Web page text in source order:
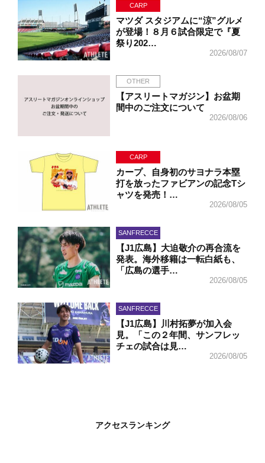
CARP
マツダ スタジアムに“涼”グルメ
が登場！８月６試合限定で『夏
祭り202…
2026/08/07
OTHER
【アスリートマガジン】お盆期
間中のご注文について
2026/08/06
CARP
カープ、自身初のサヨナラ本塁
打を放ったファビアンの記念Tシ
ャツを発売！…
2026/08/05
SANFRECCE
【J1広島】大迫敬介の再合流を
発表。海外移籍は一転白紙も、
「広島の選手…
2026/08/05
SANFRECCE
【J1広島】川村拓夢が加入会
見。「この２年間、サンフレッ
チェの試合は見…
2026/08/05
アクセスランキング